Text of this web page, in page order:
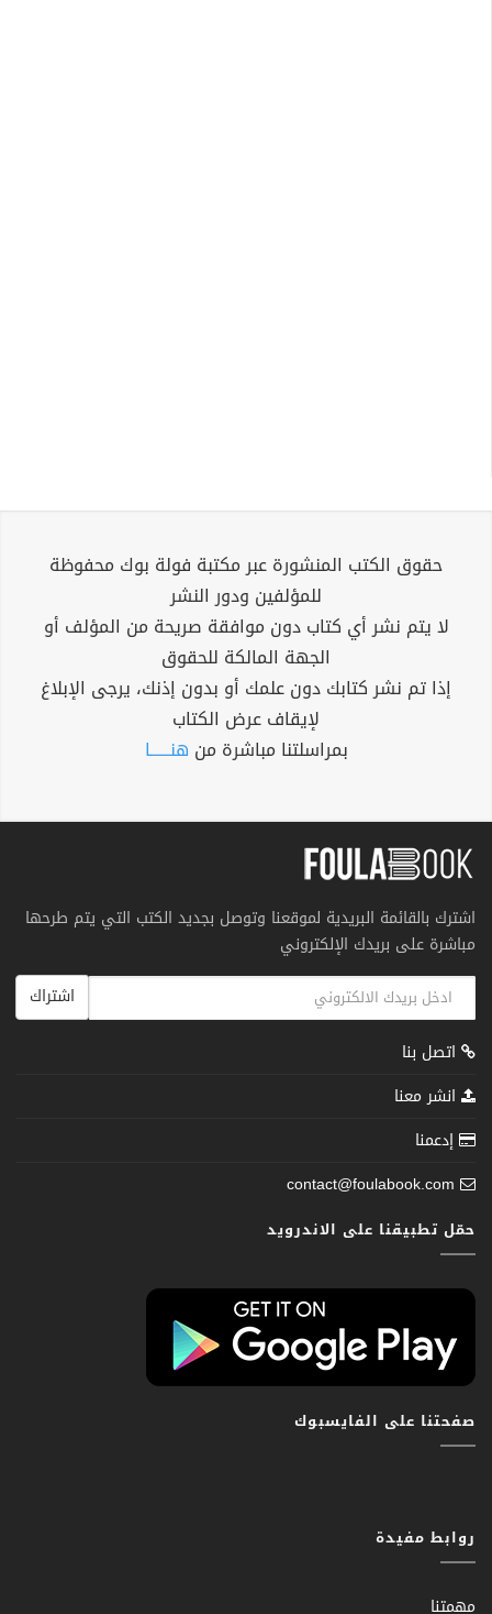
حقوق الكتب المنشورة عبر مكتبة فولة بوك محفوظة
للمؤلفين ودور النشر
لا يتم نشر أي كتاب دون موافقة صريحة من المؤلف أو
الجهة المالكة للحقوق
إذا تم نشر كتابك دون علمك أو بدون إذنك، يرجى الإبلاغ
لإيقاف عرض الكتاب
بمراسلتنا مباشرة من هنــــــا
اشترك بالقائمة البريدية لموقعنا وتوصل بجديد الكتب التي يتم طرحها
مباشرة على بريدك الإلكتروني
اشتراك
اتصل بنا
انشر معنا
إدعمنا
contact@foulabook.com
حمّل تطبيقنا على الاندرويد
صفحتنا على الفايسبوك
روابط مفيدة
مهمتنا